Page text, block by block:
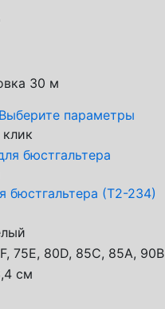
30 м
Выберите параметры
клик
бюстгальтера (Т2-234)
75E, 80D, 85C, 85А, 90B
см